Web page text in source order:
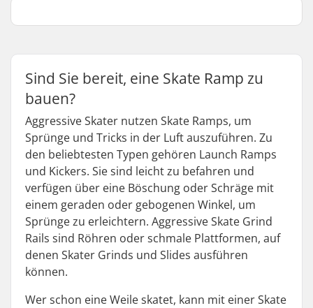
Sind Sie bereit, eine Skate Ramp zu
bauen?
Aggressive Skater nutzen Skate Ramps, um
Sprünge und Tricks in der Luft auszuführen. Zu
den beliebtesten Typen gehören Launch Ramps
und Kickers. Sie sind leicht zu befahren und
verfügen über eine Böschung oder Schräge mit
einem geraden oder gebogenen Winkel, um
Sprünge zu erleichtern. Aggressive Skate Grind
Rails sind Röhren oder schmale Plattformen, auf
denen Skater Grinds und Slides ausführen
können.
Wer schon eine Weile skatet, kann mit einer Skate